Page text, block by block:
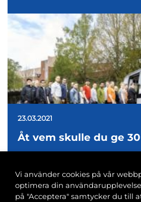
23.03.2021
Åt vem skulle du ge
Vi använder cookies på vår
optimera din
på "Acceptera" samtycker du till